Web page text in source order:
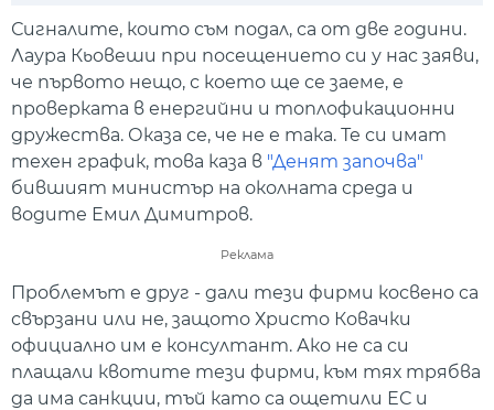
Сигналите, които съм подал, са от две години.
Лаура Кьовеши при посещението си у нас заяви,
че първото нещо, с което ще се заеме, е
проверката в енергийни и топлофикационни
дружества. Оказа се, че не е така. Те си имат
техен график, това каза в "Денят започва"
бившият министър на околната среда и
водите Емил Димитров.
Реклама
Проблемът е друг - дали тези фирми косвено са
свързани или не, защото Христо Ковачки
официално им е консултант. Ако не са си
плащали квотите тези фирми, към тях трябва
да има санкции, тъй като са ощетили ЕС и